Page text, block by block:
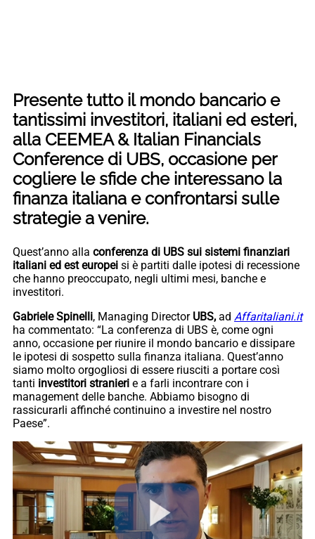
Presente tutto il mondo bancario e
tantissimi investitori, italiani ed esteri,
alla CEEMEA & Italian Financials
Conference di UBS, occasione per
cogliere le sfide che interessano la
finanza italiana e confrontarsi sulle
strategie a venire.
Quest’anno alla conferenza di UBS sui sistemi finanziari
italiani ed est europei si è partiti dalle ipotesi di recessione
che hanno preoccupato, negli ultimi mesi, banche e
investitori.
Gabriele Spinelli, Managing Director UBS, ad Affaritaliani.it
ha commentato: “La conferenza di UBS è, come ogni
anno, occasione per riunire il mondo bancario e dissipare
le ipotesi di sospetto sulla finanza italiana. Quest’anno
siamo molto orgogliosi di essere riusciti a portare così
tanti investitori stranieri e a farli incontrare con i
management delle banche. Abbiamo bisogno di
rassicurarli affinché continuino a investire nel nostro
Paese”.